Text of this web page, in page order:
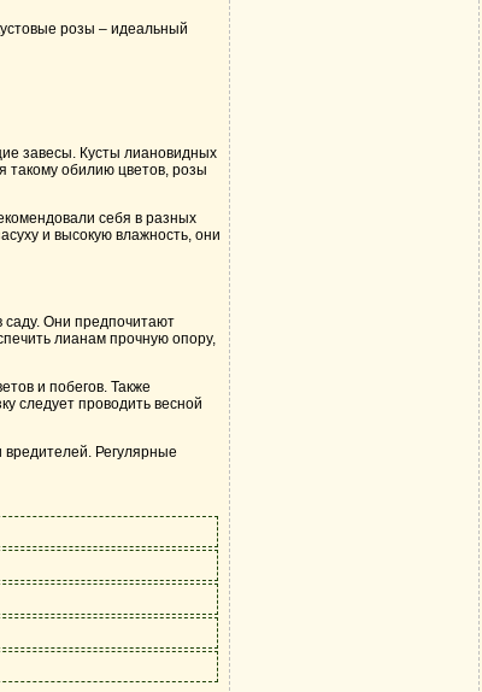
розы – идеальный
завесы. Кусты лиановидных
такому обилию цветов, розы
себя в разных
и высокую влажность, они
Они предпочитают
лианам прочную опору,
и побегов. Также
следует проводить весной
Регулярные